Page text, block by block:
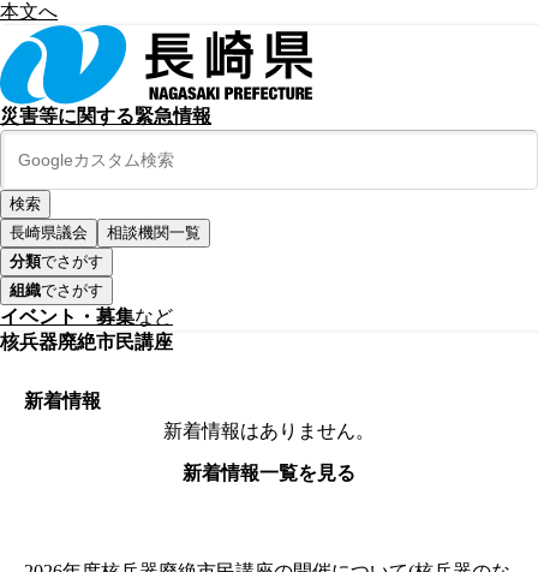
本文へ
災害等に関する緊急情報
長崎県議会
相談機関一覧
分類でさがす
組織でさがす
イベント・募集など
核兵器廃絶市民講座
新着情報
新着情報はありません。
新着情報一覧を見る